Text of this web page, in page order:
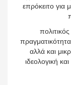
επρόκειτο για
πολιτικός κολασμός θα αρκούσαν. Ωστόσο, η
πραγματικότητα
αλλά και
ιδεολογική